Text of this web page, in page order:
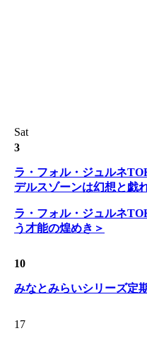
Sat
3
ラ・フォル・ジュルネ
デルスゾーンは幻想と戯
ラ・フォル・ジュルネ
う才能の煌めき＞
10
みなとみらいシリーズ定
17